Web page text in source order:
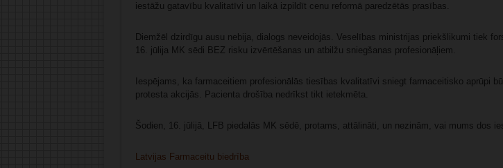
iestāžu gatavību kvalitatīvi un laikā izpildīt cenu reformā paredzētās prasības.
Diemžēl dzirdīgu ausu nebija, dialogs neveidojās. Veselības ministrijas priekšlikumi tiek
16. jūlija MK sēdi BEZ risku izvērtēšanas un atbilžu sniegšanas profesionāļiem.
Iespējams, ka farmaceitiem profesionālās tiesības kvalitatīvi sniegt farmaceitisko aprūpi
protesta akcijās. Pacienta drošība nedrīkst tikt ietekmēta.
Šodien, 16. jūlijā, LFB piedalās MK sēdē, protams, attālināti, un nezinām, vai mums dos
Latvijas Farmaceitu biedrība